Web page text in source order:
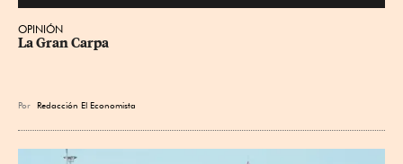
OPINIÓN
La Gran Carpa
Por Redacción El Economista